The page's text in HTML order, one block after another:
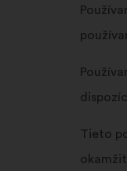
Tieto